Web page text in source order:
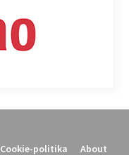
Cookie-politika About